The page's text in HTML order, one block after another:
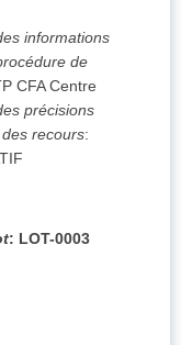
informations
de
CFA Centre
précisions
recours:
: LOT-0003